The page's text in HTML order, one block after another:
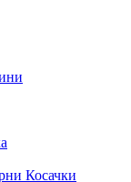
Косачки